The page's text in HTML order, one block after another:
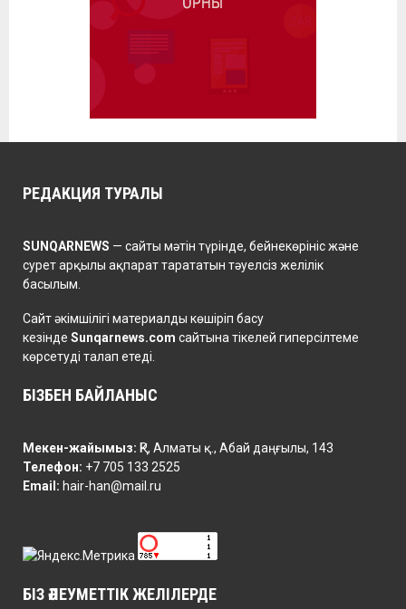
РЕДАКЦИЯ ТУРАЛЫ
SUNQARNEWS — сайты мәтін түрінде, бейнекөрініс және
сурет арқылы ақпарат тарататын тәуелсіз желілік
басылым.
Сайт әкімшілігі материалды көшіріп басу
кезінде Sunqarnews.com сайтына тікелей гиперсілтеме
көрсетуді талап етеді.
БІЗБЕН БАЙЛАНЫС
Мекен-жайымыз: ҚР, Алматы қ., Абай даңғылы, 143
Телефон: +7 705 133 2525
Email: hair-han@mail.ru
БІЗ ӘЛЕУМЕТТІК ЖЕЛІЛЕРДЕ